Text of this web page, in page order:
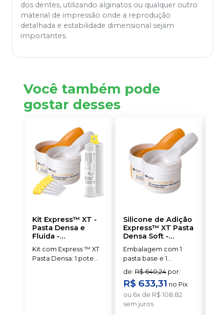
dos dentes, utilizando alginatos ou qualquer outro
material de impressão onde a reprodução
detalhada e estabilidade dimensional sejam
importantes.
Você também pode
gostar desses
Kit Express™ XT -
Pasta Densa e
Fluida -
SOLVENTUM
Kit com Express ™ XT
Pasta Densa: 1 pote
Silicone de Adição
Express™ XT Pasta
Densa Soft -
Reposição
SOLVENTUM
Embalagem com 1
pasta base e 1
catalisadora (250ml
cada)+ 2 colheres.
de: R$ 640,24 por:
R$ 633,31 no Pix
ou 6x de R$ 108,82
sem juros